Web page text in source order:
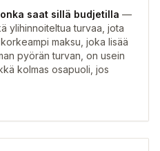
saat sillä budjetilla —
ylihinnoiteltua turvaa, jota
maksu, joka lisää
pyörän turvan, on usein
kolmas osapuoli, jos